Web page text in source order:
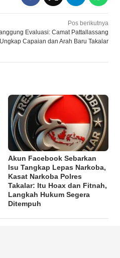
Pos berikutnya
Evaluasi: Camat Pattallassang
Ungkap Capaian dan Arah Baru Takalar
Akun Facebook Sebarkan
Isu Tangkap Lepas Narkoba,
Kasat Narkoba Polres
Takalar: Itu Hoax dan Fitnah,
Langkah Hukum Segera
Ditempuh